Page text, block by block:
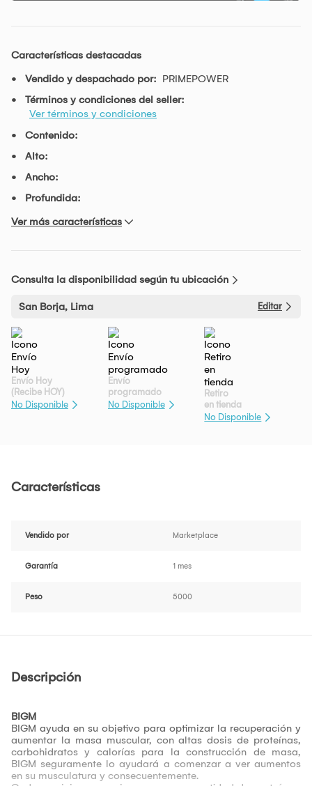
Características destacadas
Vendido y despachado por: PRIMEPOWER
Términos y condiciones del seller:
Ver términos y condiciones
Contenido:
Alto:
Ancho:
Profundida:
Ver más características
Consulta la disponibilidad según tu ubicación
San Borja, Lima Editar
Envío Hoy
(Recibe HOY)
No Disponible
Envío
programado
No Disponible
Retiro
en tienda
No Disponible
Características
Vendido por Marketplace
Garantía 1 mes
Peso 5000
Descripción
BIGM
BIGM ayuda en su objetivo para optimizar la recuperación y
aumentar la masa muscular, con altas dosis de proteínas,
carbohidratos y calorías para la construcción de masa,
BIGM seguramente lo ayudará a comenzar a ver aumentos
en su musculatura y consecuentemente.